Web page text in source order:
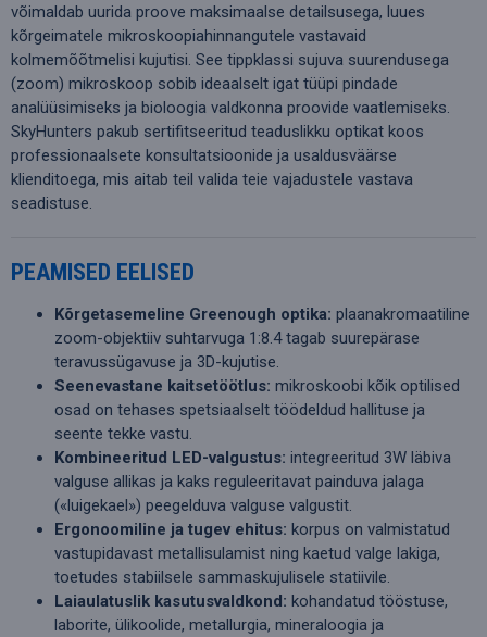
võimaldab uurida proove maksimaalse detailsusega, luues
kõrgeimatele mikroskoopiahinnangutele vastavaid
kolmemõõtmelisi kujutisi. See tippklassi sujuva suurendusega
(zoom) mikroskoop sobib ideaalselt igat tüüpi pindade
analüüsimiseks ja bioloogia valdkonna proovide vaatlemiseks.
SkyHunters pakub sertifitseeritud teaduslikku optikat koos
professionaalsete konsultatsioonide ja usaldusväärse
klienditoega, mis aitab teil valida teie vajadustele vastava
seadistuse.
PEAMISED EELISED
Kõrgetasemeline Greenough optika: plaanakromaatiline
zoom-objektiiv suhtarvuga 1:8.4 tagab suurepärase
teravussügavuse ja 3D-kujutise.
Seenevastane kaitsetöötlus: mikroskoobi kõik optilised
osad on tehases spetsiaalselt töödeldud hallituse ja
seente tekke vastu.
Kombineeritud LED-valgustus: integreeritud 3W läbiva
valguse allikas ja kaks reguleeritavat painduva jalaga
(«luigekael») peegelduva valguse valgustit.
Ergonoomiline ja tugev ehitus: korpus on valmistatud
vastupidavast metallisulamist ning kaetud valge lakiga,
toetudes stabiilsele sammaskujulisele statiivile.
Laiaulatuslik kasutusvaldkond: kohandatud tööstuse,
laborite, ülikoolide, metallurgia, mineraloogia ja